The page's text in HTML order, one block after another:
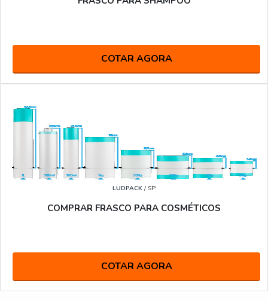
COTAR AGORA
LUDPACK / SP
COMPRAR FRASCO PARA COSMÉTICOS
COTAR AGORA